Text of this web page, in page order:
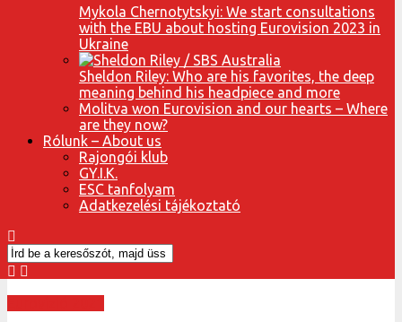
Mykola Chernotytskyi: We start consultations
with the EBU about hosting Eurovision 2023 in
Ukraine
Sheldon Riley: Who are his favorites, the deep
meaning behind his headpiece and more
Molitva won Eurovision and our hearts – Where
are they now?
Rólunk – About us
Rajongói klub
GY.I.K.
ESC tanfolyam
Adatkezelési tájékoztató